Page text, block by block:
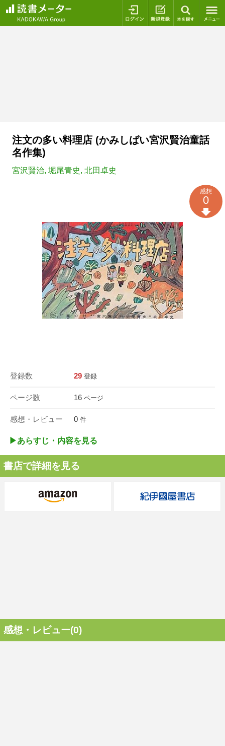
ログイン 新規登録
注文の多い料理店 (かみしばい宮沢賢治童話
名作集)
宮沢賢治, 堀尾青史, 北田卓史
登録数 29 登録
ページ数 16 ページ
感想・レビュー 0 件
感想
0
▶︎あらすじ・内容を見る
書店で詳細を見る
感想・レビュー(0)